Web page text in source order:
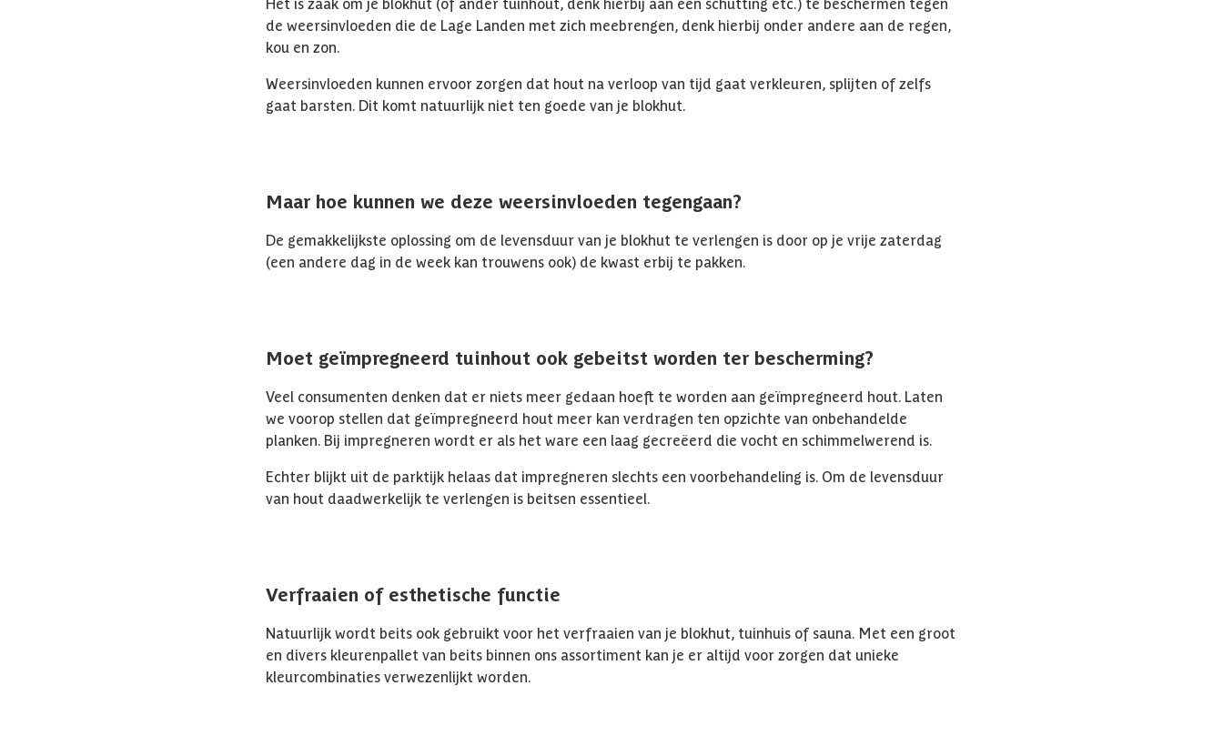
de weersinvloeden die de Lage Landen met zich meebrengen, denk hierbij onder andere aan de regen,
kou en zon.
Weersinvloeden kunnen ervoor zorgen dat hout na verloop van tijd gaat verkleuren, splijten of zelfs
gaat barsten. Dit komt natuurlijk niet ten goede van je blokhut.
Maar hoe kunnen we deze weersinvloeden tegengaan?
De gemakkelijkste oplossing om de levensduur van je blokhut te verlengen is door op je vrije zaterdag
(een andere dag in de week kan trouwens ook) de kwast erbij te pakken.
Moet geïmpregneerd tuinhout ook gebeitst worden ter bescherming?
Veel consumenten denken dat er niets meer gedaan hoeft te worden aan geïmpregneerd hout. Laten
we voorop stellen dat geïmpregneerd hout meer kan verdragen ten opzichte van onbehandelde
planken. Bij impregneren wordt er als het ware een laag gecreëerd die vocht en schimmelwerend is.
Echter blijkt uit de parktijk helaas dat impregneren slechts een voorbehandeling is. Om de levensduur
van hout daadwerkelijk te verlengen is beitsen essentieel.
Verfraaien of esthetische functie
Natuurlijk wordt beits ook gebruikt voor het verfraaien van je blokhut, tuinhuis of sauna. Met een groot
en divers kleurenpallet van beits binnen ons assortiment kan je er altijd voor zorgen dat unieke
kleurcombinaties verwezenlijkt worden.